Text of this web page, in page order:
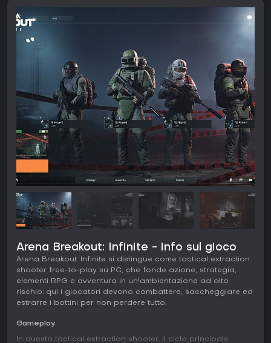
Arena Breakout: Infinite - info sul gioco
Arena Breakout: Infinite si distingue come tactical extraction
shooter free-to-play su PC, che fonde azione, strategia,
elementi RPG e avventura in un'ambientazione ad alto
rischio: qui i giocatori devono combattere, saccheggiare ed
estrarre i bottini per non perdere tutto.
Gameplay
In questo tactical extraction shooter, il ciclo principale